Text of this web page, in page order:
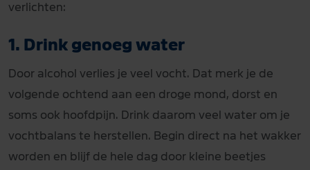
verlichten:
1. Drink genoeg water
Door alcohol verlies je veel vocht. Dat merk je de
volgende ochtend aan een droge mond, dorst en
soms ook hoofdpijn. Drink daarom veel water om je
vochtbalans te herstellen. Begin direct na het wakker
worden en blijf de hele dag door kleine beetjes